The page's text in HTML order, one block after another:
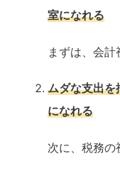
室になれる
まずは、会計
ムダな支出を
になれる
次に、税務の